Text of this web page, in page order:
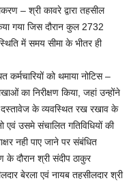
– श्री कावरे द्वारा तहसील
गया जिस दौरान कुल 2732
में समय सीमा के भीतर ही
को थमाया नोटिस –
का निरीक्षण किया, जहां उन्होंने
दस्तावेज के व्यवस्थित रख रखाव के
एवं उसमे संचालित गतिविधियों की
नही पाए जाने पर संबंधित
के दौरान श्री संदीप ठाकुर
बेरला एवं नायब तहसीलदार श्री